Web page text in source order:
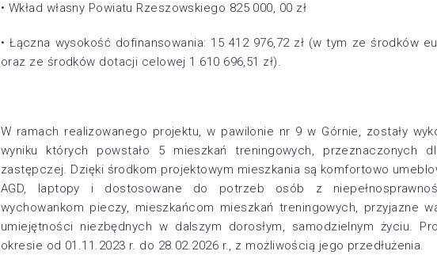
• Wkład własny Powiatu Rzeszowskiego 825 000, 00 zł
• Łączna wysokość dofinansowania: 15 412 976,72 zł (w tym ze środków
oraz ze środków dotacji celowej 1 610 696,51 zł).
W ramach realizowanego projektu, w pawilonie nr 9 w Górnie, zostały
wyniku których powstało 5 mieszkań treningowych, przeznaczonych
zastępczej. Dzięki środkom projektowym mieszkania są komfortowo
AGD, laptopy i dostosowane do potrzeb osób z
wychowankom pieczy, mieszkańcom mieszkań treningowych, przyjazne
umiejętności niezbędnych w dalszym dorosłym, samodzielnym życiu.
okresie od 01.11.2023 r. do 28.02.2026 r., z możliwością jego przedłużenia.